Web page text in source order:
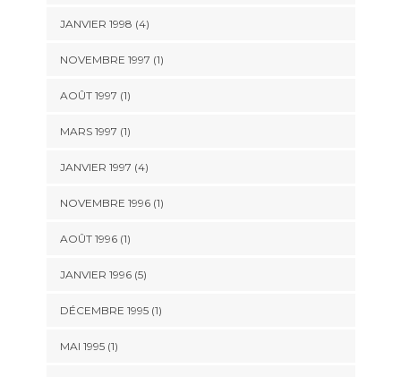
JANVIER 1998 (4)
NOVEMBRE 1997 (1)
AOÛT 1997 (1)
MARS 1997 (1)
JANVIER 1997 (4)
NOVEMBRE 1996 (1)
AOÛT 1996 (1)
JANVIER 1996 (5)
DÉCEMBRE 1995 (1)
MAI 1995 (1)